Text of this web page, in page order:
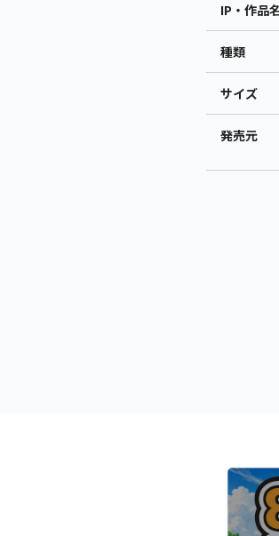
IP・作品
種類
サイズ
発売元